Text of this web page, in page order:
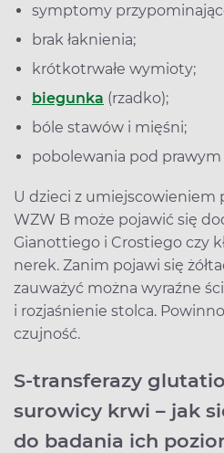
symptomy
brak łaknienia;
krótkotrwałe wymioty;
biegunka (rzadko);
bóle stawów i mięśni;
pobolewania pod
U dzieci z umiejscowieniem
WZW B może pojawić się
Gianottiego i Crostiego czy
nerek. Zanim pojawi się
zauważyć można wyraźne
i rozjaśnienie stolca.
czujność.
S-transferazy
surowicy krwi – jak
do badania ich